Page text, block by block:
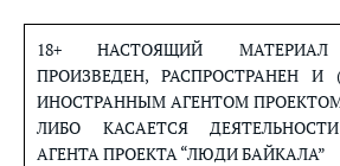
содержанию
18+ НАСТОЯЩИЙ МАТЕРИАЛ
ПРОИЗВЕДЕН, РАСПРОСТРАНЕН И
ИНОСТРАННЫМ АГЕНТОМ
ЛИБО КАСАЕТСЯ
АГЕНТА ПРОЕКТА “ЛЮДИ БАЙКАЛА”